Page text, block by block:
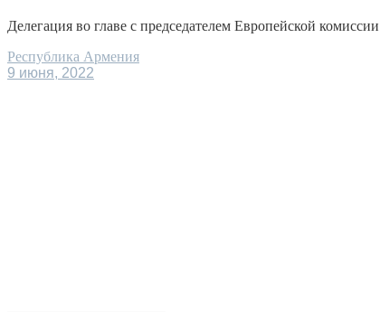
Делегация во главе с председателем Европейской
Республика Армения
9 июня, 2022